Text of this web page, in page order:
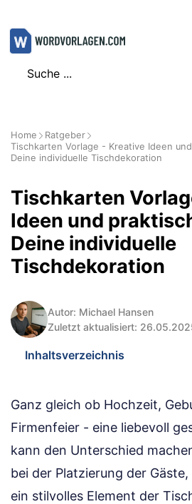
Zum
Inhalt
Home
Ratgeber
Tischkarten Vorlage - Kreative Ideen
Deine individuelle Tischdekoration
Tischkarten
Ideen und
Deine individuelle
Tischdekoration
Autor: Michael Hansen
Zuletzt aktualisiert:
Inhaltsverzeichnis
Ganz gleich ob Hochzeit,
Firmenfeier - eine liebevoll
kann den Unterschied
bei der Platzierung der
ein stilvolles Element der